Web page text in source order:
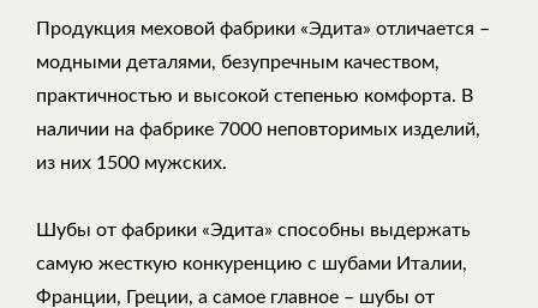
Продукция меховой фабрики «Эдита» отличается –
модными деталями, безупречным качеством,
практичностью и высокой степенью комфорта. В
наличии на фабрике 7000 неповторимых изделий,
из них 1500 мужских.
Шубы от фабрики «Эдита» способны выдержать
самую жесткую конкуренцию с шубами Италии,
Франции, Греции, а самое главное – шубы от